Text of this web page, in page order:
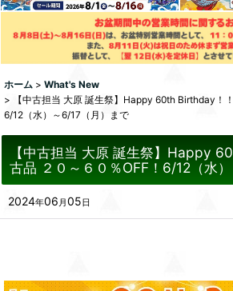
ホーム > What's New
>
【中古担当 大原 誕生祭】Happy 60th Birthday！
6/12（水）～6/17（月）まで
【中古担当 大原 誕生祭】Happy
古品 ２０～６０％OFF！6/12（水
2024年06 月05日